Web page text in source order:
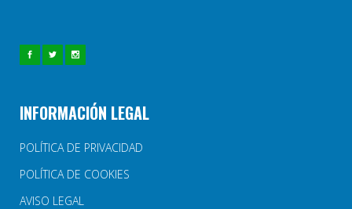
INFORMACIÓN LEGAL
POLÍTICA DE PRIVACIDAD
POLÍTICA DE COOKIES
AVISO LEGAL